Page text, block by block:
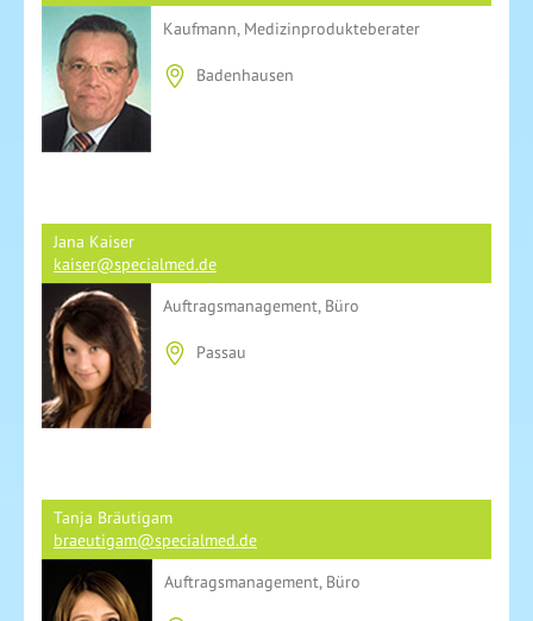
Kaufmann, Medizinprodukteberater
Badenhausen
Jana Kaiser
kaiser@specialmed.de
Auftragsmanagement, Büro
Passau
Tanja Bräutigam
braeutigam@specialmed.de
Auftragsmanagement, Büro